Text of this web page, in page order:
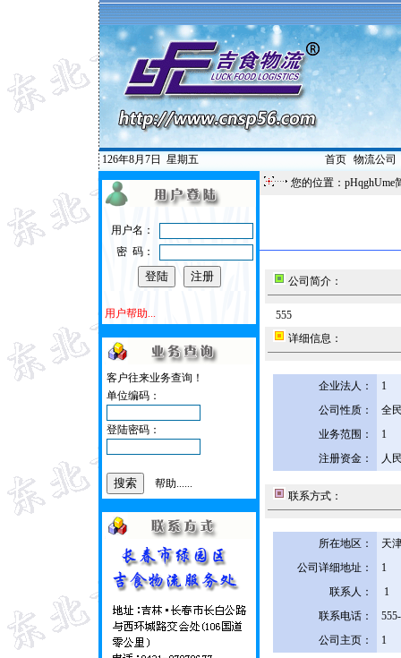
126年8月7日 星期五 首页| 物流公司
用户名：
密 码：
用户帮助...
客户往来业务查询！
单位编码：
登陆密码：
帮助......
您的位置：pHqghUme
公司简介：
555
详细信息：
企业法人：
1
公司性质：
全
业务范围：
1
注册资金：
人
联系方式：
所在地区：
天
公司详细地址：
1
联系人：
1
联系电话：
公司主页：
1